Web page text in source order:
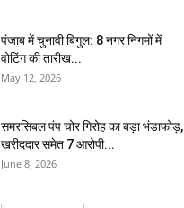
पंजाब में चुनावी बिगुल: 8 नगर निगमों में
वोटिंग की तारीख...
May 12, 2026
समरसिबल पंप चोर गिरोह का बड़ा भंडाफोड़,
खरीददार समेत 7 आरोपी...
June 8, 2026